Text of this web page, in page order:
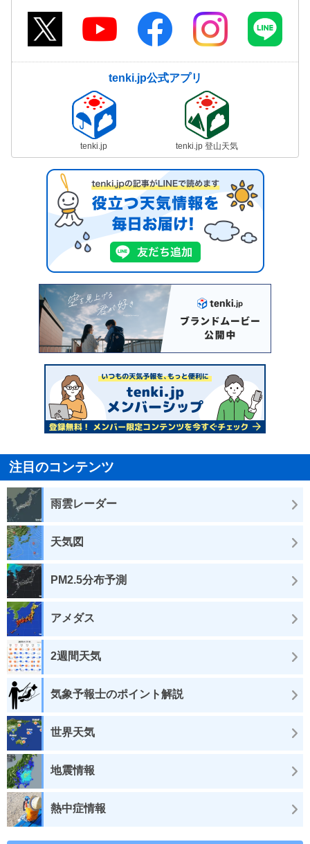
tenki.jp公式アプリ
tenki.jp tenki.jp 登山天気
注目のコンテンツ
雨雲レーダー
天気図
PM2.5分布予測
アメダス
2週間天気
気象予報士のポイント解説
世界天気
地震情報
熱中症情報